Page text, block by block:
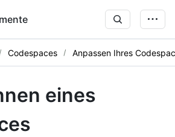
Codespaces Anpassen Ihres
eines